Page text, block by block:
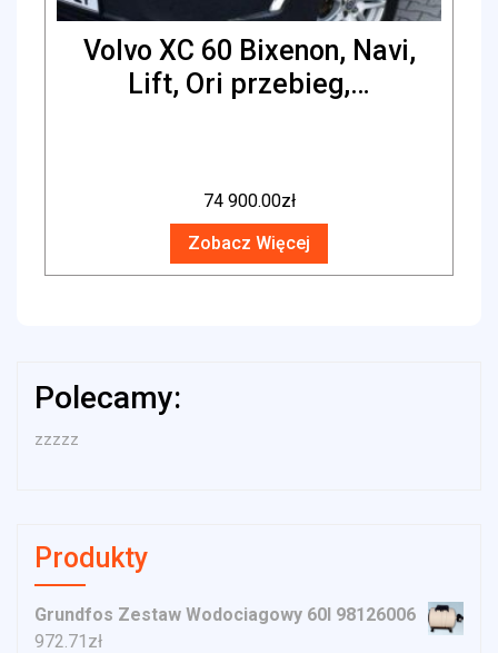
Volvo XC 60 Bixenon, Navi,
Lift, Ori przebieg,…
74 900.00zł
Zobacz Więcej
Polecamy:
zzzzz
Produkty
Grundfos Zestaw Wodociagowy 60l 98126006
972.71 zł